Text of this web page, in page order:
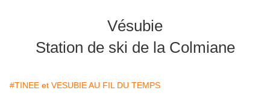
Vésubie
Station de ski de la Colmiane
#TINEE et VESUBIE AU FIL DU TEMPS